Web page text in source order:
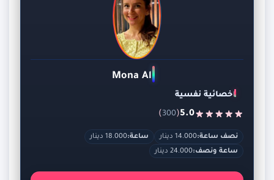
Mona Ali
اخصائية نفسية
5.0
(
300
)
نصف ساعة:14.000 دينار ساعة:18.000 دينار
ساعة ونصف:24.000 دينار